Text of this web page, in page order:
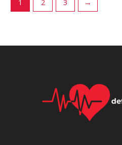
1 2 3 →